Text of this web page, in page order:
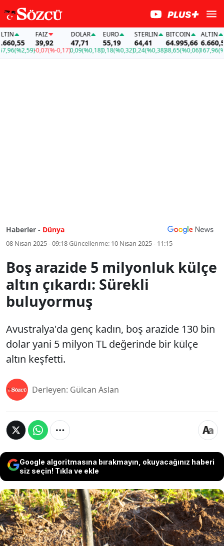
(%2,59)
FAİZ
39,92
-0,07(%-0,17)
DOLAR
47,71
0,09(%0,18)
EURO
55,19
0,18(%0,32)
STERLIN
64,41
0,24(%0,38)
BITCOIN
64.995,66
38,65(%0,06)
ALTIN
6.660,55
167,96
Haberler - Dünya
08 Nisan 2025 - 09:18Güncellenme: 10 Nisan 2025 - 11:15
Boş arazide 5 milyonluk külçe
altın çıkardı: Sürekli
buluyormuş
Avustralya'da genç kadın, boş arazide 130 bin
dolar yani 5 milyon TL değerinde bir külçe
altın keşfetti.
Derleyen: Gülcan Aslan
Google algoritmasına bırakmayın, okuyacağınız haberi
siz seçin! Tıkla ve ekle
Avustralya'da genç kadın, boş